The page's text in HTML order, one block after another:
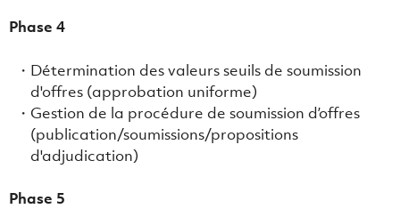
Phase 4
Détermination des valeurs seuils de soumission
d'offres (approbation uniforme)
Gestion de la procédure de soumission d’offres
(publication/soumissions/propositions
d'adjudication)
Phase 5